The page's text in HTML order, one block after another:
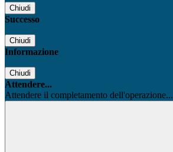
Chiudi
Successo
Chiudi
Informazione
Chiudi
Attendere...
Attendere il completamento dell'operazione...